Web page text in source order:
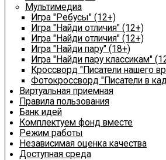
Мультимедиа
Игра "Ребусы" (12+)
Игра "Найди отличия" (12+)
Игра "Найди отличия" (12+)
Игра "Найди пару" (18+)
Игра "Найди пару классикам"
Кроссворд "Писатели нашего
Фотокроссворд "Писатели в
Виртуальная приемная
Правила пользования
Банк идей
Комплектуем фонд вместе
Режим работы
Независимая оценка качества
Доступная среда